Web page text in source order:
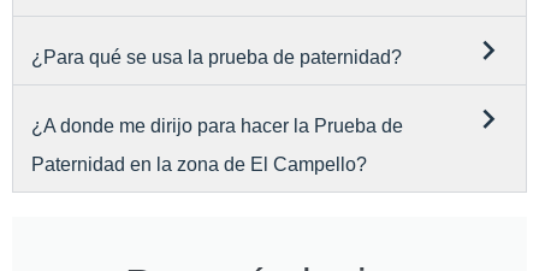
¿Para qué se usa la prueba de paternidad?
¿A donde me dirijo para hacer la Prueba de
Paternidad en la zona de El Campello?